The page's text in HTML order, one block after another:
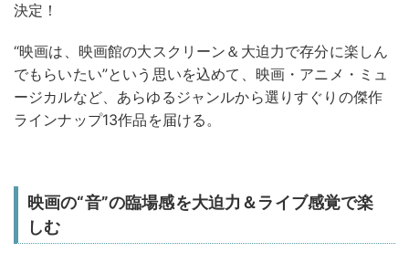
決定！
“映画は、映画館の大スクリーン＆大迫力で存分に楽しん
でもらいたい”という思いを込めて、映画・アニメ・ミュ
ージカルなど、あらゆるジャンルから選りすぐりの傑作
ラインナップ13作品を届ける。
映画の“音”の臨場感を大迫力＆ライブ感覚で楽
しむ